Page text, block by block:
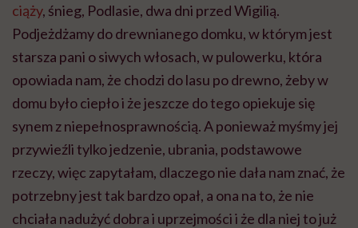
ciąży, śnieg, Podlasie, dwa dni przed Wigilią.
Podjeżdżamy do drewnianego domku, w którym jest
starsza pani o siwych włosach, w pulowerku, która
opowiada nam, że chodzi do lasu po drewno, żeby w
domu było ciepło i że jeszcze do tego opiekuje się
synem z niepełnosprawnością. A ponieważ myśmy jej
przywieźli tylko jedzenie, ubrania, podstawowe
rzeczy, więc zapytałam, dlaczego nie dała nam znać, że
potrzebny jest tak bardzo opał, a ona na to, że nie
chciała nadużyć dobra i uprzejmości i że dla niej to już